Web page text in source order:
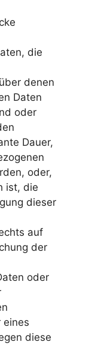
die
denen
Daten
oder
Dauer,
oder,
ist, die
dieser
auf
der
oder
eines
diese